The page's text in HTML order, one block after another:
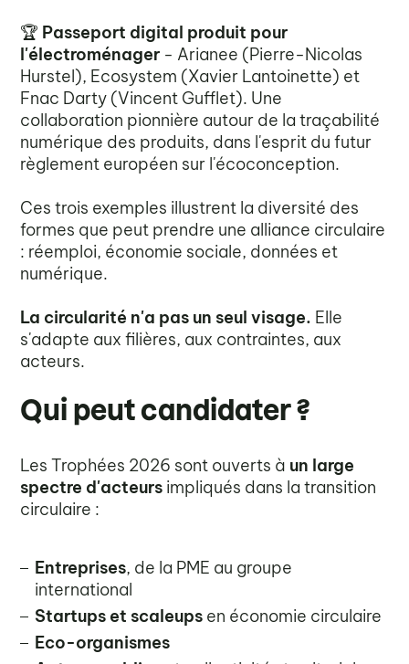
🏆 Passeport digital produit pour
l'électroménager - Arianee (Pierre-Nicolas
Hurstel), Ecosystem (Xavier Lantoinette) et
Fnac Darty (Vincent Gufflet). Une
collaboration pionnière autour de la traçabilité
numérique des produits, dans l'esprit du futur
règlement européen sur l'écoconception.
Ces trois exemples illustrent la diversité des
formes que peut prendre une alliance circulaire
: réemploi, économie sociale, données et
numérique.
La circularité n'a pas un seul visage. Elle
s'adapte aux filières, aux contraintes, aux
acteurs.
Qui peut candidater ?
Les Trophées 2026 sont ouverts à un large
spectre d'acteurs impliqués dans la transition
circulaire :
Entreprises, de la PME au groupe
international
Startups et scaleups en économie circulaire
Eco-organismes